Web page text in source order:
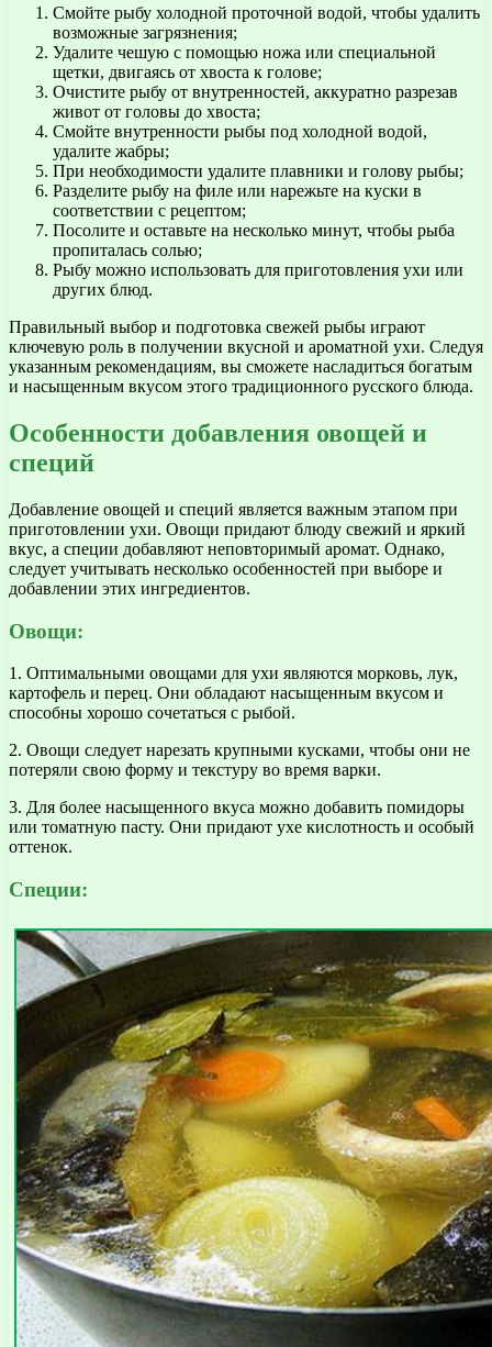
Смойте рыбу холодной проточной водой, чтобы удалить
возможные загрязнения;
Удалите чешую с помощью ножа или специальной
щетки, двигаясь от хвоста к голове;
Очистите рыбу от внутренностей, аккуратно разрезав
живот от головы до хвоста;
Смойте внутренности рыбы под холодной водой,
удалите жабры;
При необходимости удалите плавники и голову рыбы;
Разделите рыбу на филе или нарежьте на куски в
соответствии с рецептом;
Посолите и оставьте на несколько минут, чтобы рыба
пропиталась солью;
Рыбу можно использовать для приготовления ухи или
других блюд.
Правильный выбор и подготовка свежей рыбы играют
ключевую роль в получении вкусной и ароматной ухи. Следуя
указанным рекомендациям, вы сможете насладиться богатым
и насыщенным вкусом этого традиционного русского блюда.
Особенности добавления овощей и
специй
Добавление овощей и специй является важным этапом при
приготовлении ухи. Овощи придают блюду свежий и яркий
вкус, а специи добавляют неповторимый аромат. Однако,
следует учитывать несколько особенностей при выборе и
добавлении этих ингредиентов.
Овощи:
1. Оптимальными овощами для ухи являются морковь, лук,
картофель и перец. Они обладают насыщенным вкусом и
способны хорошо сочетаться с рыбой.
2. Овощи следует нарезать крупными кусками, чтобы они не
потеряли свою форму и текстуру во время варки.
3. Для более насыщенного вкуса можно добавить помидоры
или томатную пасту. Они придают ухе кислотность и особый
оттенок.
Специи: